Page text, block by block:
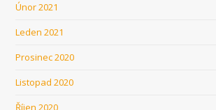
Únor 2021
Leden 2021
Prosinec 2020
Listopad 2020
Říjen 2020